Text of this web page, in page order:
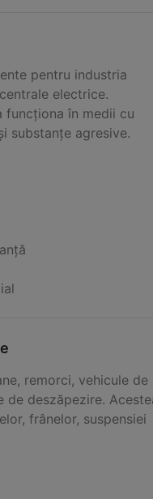
pentru industria
electrice.
funcționa în medii cu
substanțe agresive.
remorci, vehicule de
de deszăpezire.
frânelor, suspensiei